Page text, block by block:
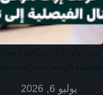
يوليو 6, 2026